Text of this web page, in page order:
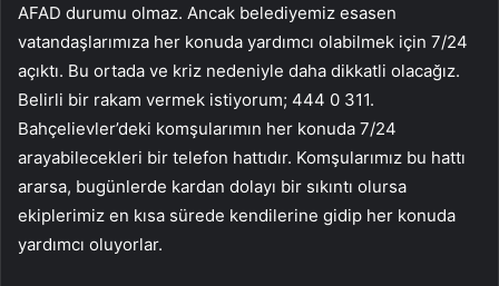
AFAD durumu olmaz. Ancak belediyemiz esasen
vatandaşlarımıza her konuda yardımcı olabilmek için 7/24
açıktı. Bu ortada ve kriz nedeniyle daha dikkatli olacağız.
Belirli bir rakam vermek istiyorum; 444 0 311.
Bahçelievler’deki komşularımın her konuda 7/24
arayabilecekleri bir telefon hattıdır. Komşularımız bu hattı
ararsa, bugünlerde kardan dolayı bir sıkıntı olursa
ekiplerimiz en kısa sürede kendilerine gidip her konuda
yardımcı oluyorlar.